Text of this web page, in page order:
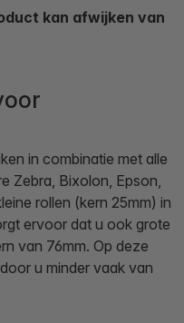
kan afwijken van
in combinatie met alle
Zebra, Bixolon, Epson,
rollen (kern 25mm) in
ervoor dat u ook grote
van 76mm. Op deze
u minder vaak van